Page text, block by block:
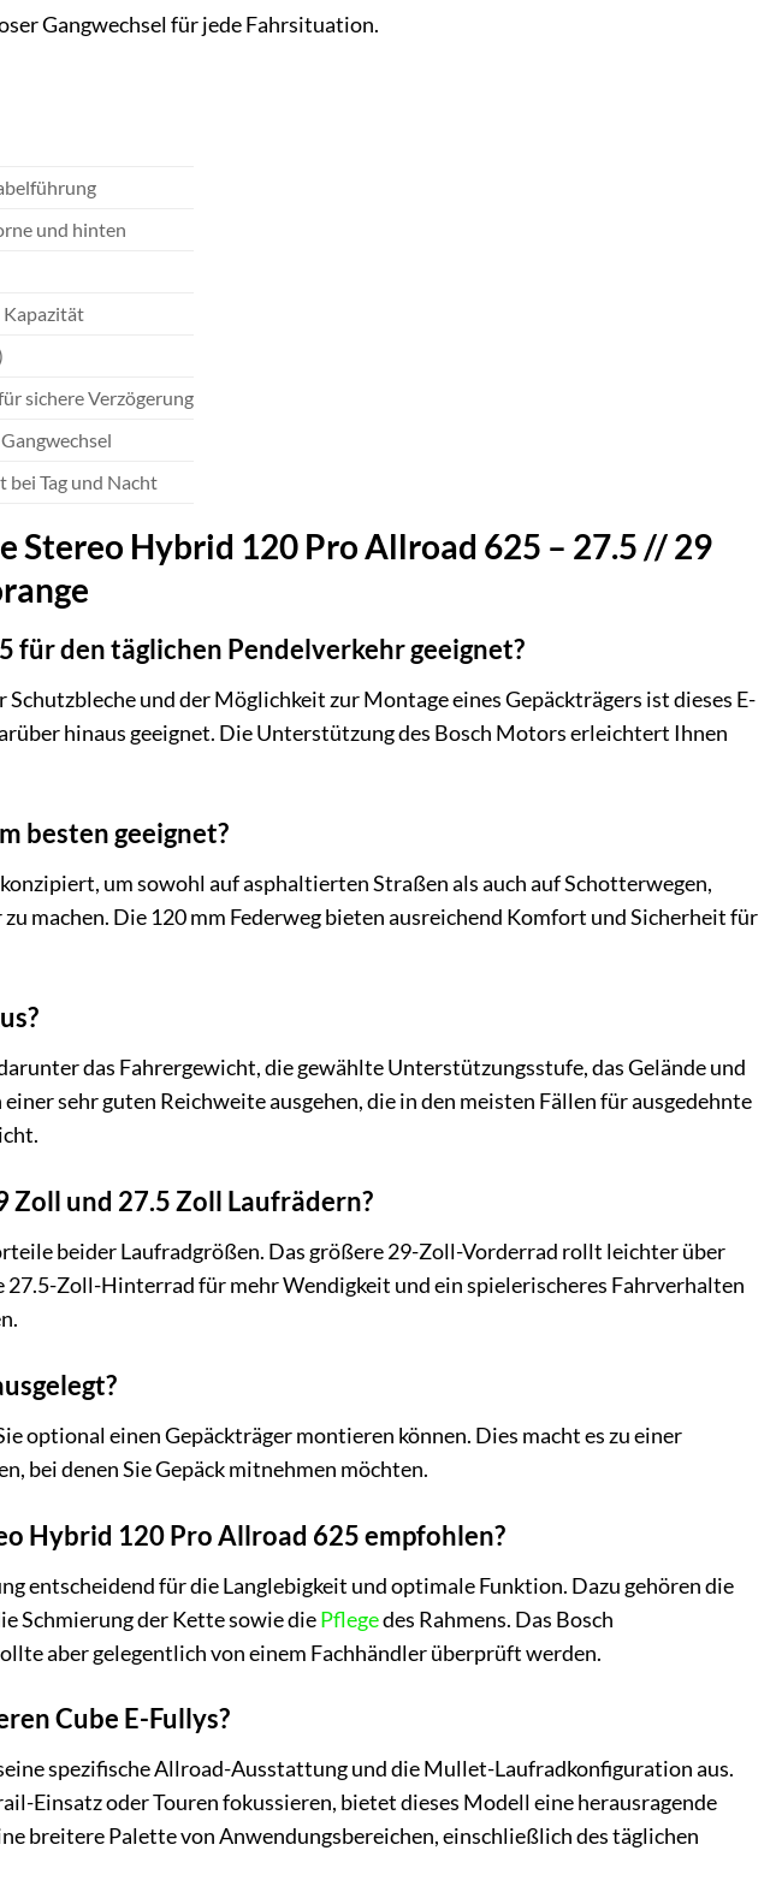
Gangwechsel für jede Fahrsituation.
und hinten
Kapazität
sichere Verzögerung
Tag und Nacht
Stereo Hybrid 120 Pro Allroad 625 – 27.5 // 29
für den täglichen Pendelverkehr geeignet?
und der Möglichkeit zur Montage eines Gepäckträgers ist dieses E-
hinaus geeignet. Die Unterstützung des Bosch Motors erleichtert Ihnen
besten geeignet?
um sowohl auf asphaltierten Straßen als auch auf Schotterwegen,
machen. Die 120 mm Federweg bieten ausreichend Komfort und Sicherheit für
das Fahrergewicht, die gewählte Unterstützungsstufe, das Gelände und
sehr guten Reichweite ausgehen, die in den meisten Fällen für ausgedehnte
und 27.5 Zoll Laufrädern?
beider Laufradgrößen. Das größere 29-Zoll-Vorderrad rollt leichter über
Zoll-Hinterrad für mehr Wendigkeit und ein spielerischeres Fahrverhalten
optional einen Gepäckträger montieren können. Dies macht es zu einer
bei denen Sie Gepäck mitnehmen möchten.
Hybrid 120 Pro Allroad 625 empfohlen?
entscheidend für die Langlebigkeit und optimale Funktion. Dazu gehören die
Schmierung der Kette sowie diePflegedes Rahmens. Das Bosch
aber gelegentlich von einem Fachhändler überprüft werden.
Cube E-Fullys?
spezifische Allroad-Ausstattung und die Mullet-Laufradkonfiguration aus.
Einsatz oder Touren fokussieren, bietet dieses Modell eine herausragende
breitere Palette von Anwendungsbereichen, einschließlich des täglichen